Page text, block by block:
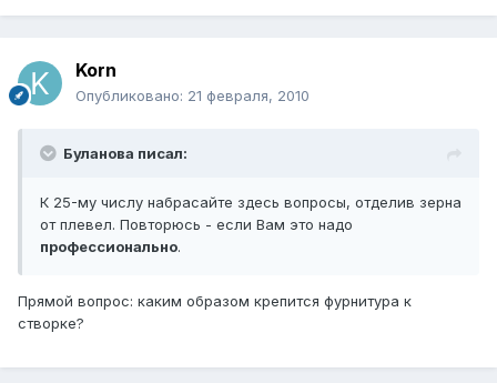
Korn
Опубликовано: 21 февраля, 2010
Буланова писал:
К 25-му числу набрасайте здесь вопросы, отделив зерна
от плевел. Повторюсь - если Вам это надо
профессионально.
Прямой вопрос: каким образом крепится фурнитура к
створке?